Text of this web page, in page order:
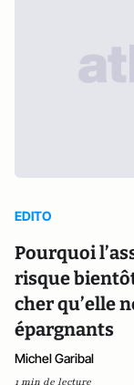
EDITO
Pourquoi
risque
cher qu’elle
épargnants
Michel Garibal
1 min de lecture